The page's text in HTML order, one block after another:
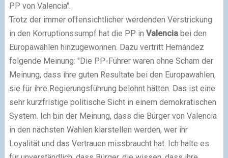
PP von Valencia".
Trotz der immer offensichtlicher werdenden Verstrickung
in den Korruptionssumpf hat die PP in Valenciabei den
Europawahlen hinzugewonnen. Dazu vertritt Hernández
folgende Meinung: "Die PP-Führer waren ohne Scham der
Meinung, dass ihre guten Resultate bei den Europawahlen,
sie für ihre Regierungsführung belohnt hätten. Das ist eine
sehr kurzfristige politische Sicht in einem demokratischen
System. Ich bin der Meinung, dass die Bürger von Valencia
in den nächsten Wahlen klarstellen werden, wer ihr
Loyalität und das Vertrauen missbraucht hat. Ich halte es